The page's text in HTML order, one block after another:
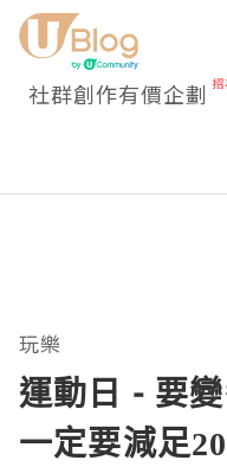
社群創作有價企劃
玩樂
運動日 - 要
一定要減足